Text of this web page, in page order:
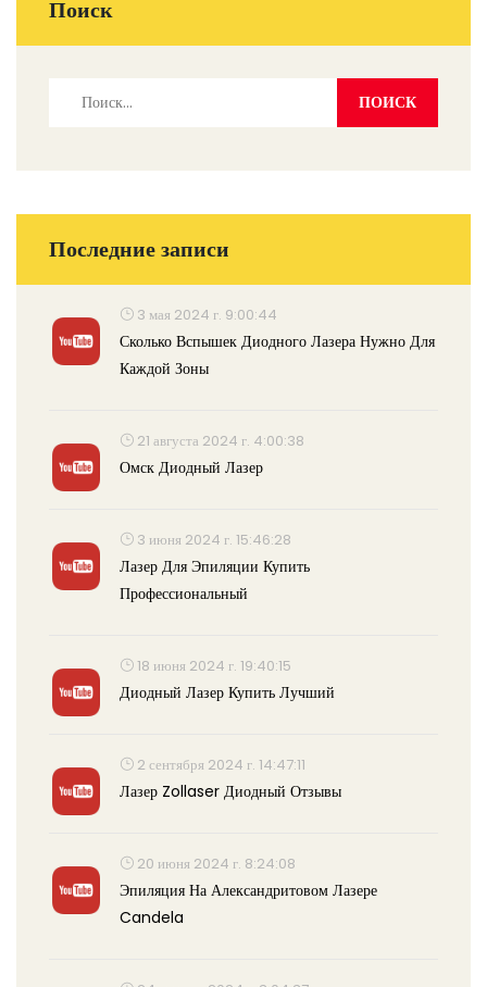
Поиск
Последние записи
3 мая 2024 г. 9:00:44
Сколько Вспышек Диодного Лазера Нужно Для
Каждой Зоны
21 августа 2024 г. 4:00:38
Омск Диодный Лазер
3 июня 2024 г. 15:46:28
Лазер Для Эпиляции Купить
Профессиональный
18 июня 2024 г. 19:40:15
Диодный Лазер Купить Лучший
2 сентября 2024 г. 14:47:11
Лазер Zollaser Диодный Отзывы
20 июня 2024 г. 8:24:08
Эпиляция На Александритовом Лазере
Candela